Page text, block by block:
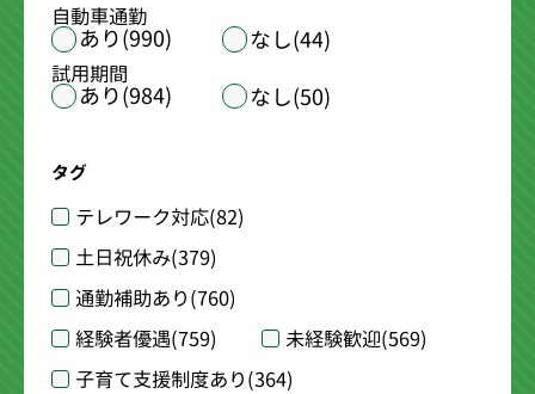
自動車通勤
あり(990) なし(44)
試用期間
あり(984) なし(50)
タグ
テレワーク対応(82)
土日祝休み(379)
通勤補助あり(760)
経験者優遇(759) 未経験歓迎(569)
子育て支援制度あり(364)